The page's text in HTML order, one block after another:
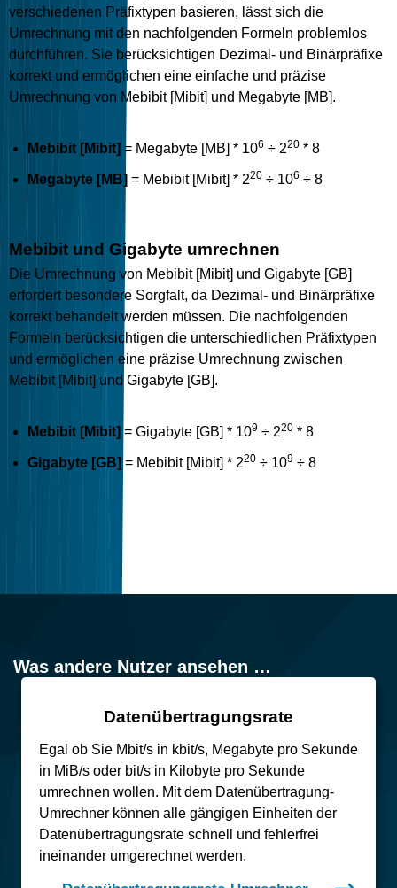
verschiedenen Präfixtypen basieren, lässt sich die
Umrechnung mit den nachfolgenden Formeln problemlos
durchführen. Sie berücksichtigen Dezimal- und Binärpräfixe
korrekt und ermöglichen eine einfache und präzise
Umrechnung von Mebibit [Mibit] und Megabyte [MB].
Mebibit [Mibit] = Megabyte [MB] * 106 ÷ 220* 8
Megabyte [MB] = Mebibit [Mibit] * 220÷ 106 ÷ 8
Mebibit und Gigabyte umrechnen
Die Umrechnung von Mebibit [Mibit] und Gigabyte [GB]
erfordert besondere Sorgfalt, da Dezimal- und Binärpräfixe
korrekt behandelt werden müssen. Die nachfolgenden
Formeln berücksichtigen die unterschiedlichen Präfixtypen
und ermöglichen eine präzise Umrechnung zwischen
Mebibit [Mibit] und Gigabyte [GB].
Mebibit [Mibit] = Gigabyte [GB] * 109÷ 220* 8
Gigabyte [GB] = Mebibit [Mibit] * 220÷ 109÷ 8
Was andere Nutzer ansehen …
Datenübertragungsrate
Egal ob Sie Mbit/s in kbit/s, Megabyte pro Sekunde
in MiB/s oder bit/s in Kilobyte pro Sekunde
umrechnen wollen. Mit dem Datenübertragung-
Umrechner können alle gängigen Einheiten der
Datenübertragungsrate schnell und fehlerfrei
ineinander umgerechnet werden.